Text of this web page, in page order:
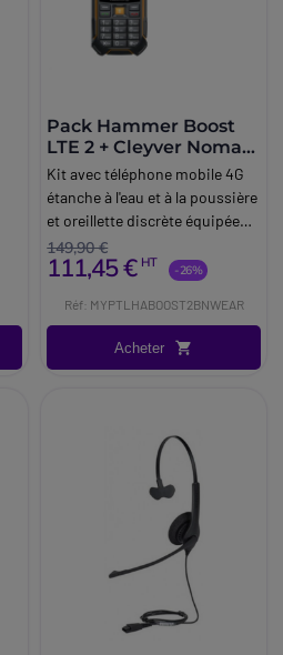
Pack Hammer Boost
LTE 2 + Cleyver Nomad
Earpiece UC
Kit avec téléphone mobile 4G
étanche à l'eau et à la poussière
et oreillette discrète équipée
du Bluetooth multipoint
(portée 30m).
149,90 €
111,45 € HT -26%
Réf: MYPTLHABOOST2BNWEAR
Acheter